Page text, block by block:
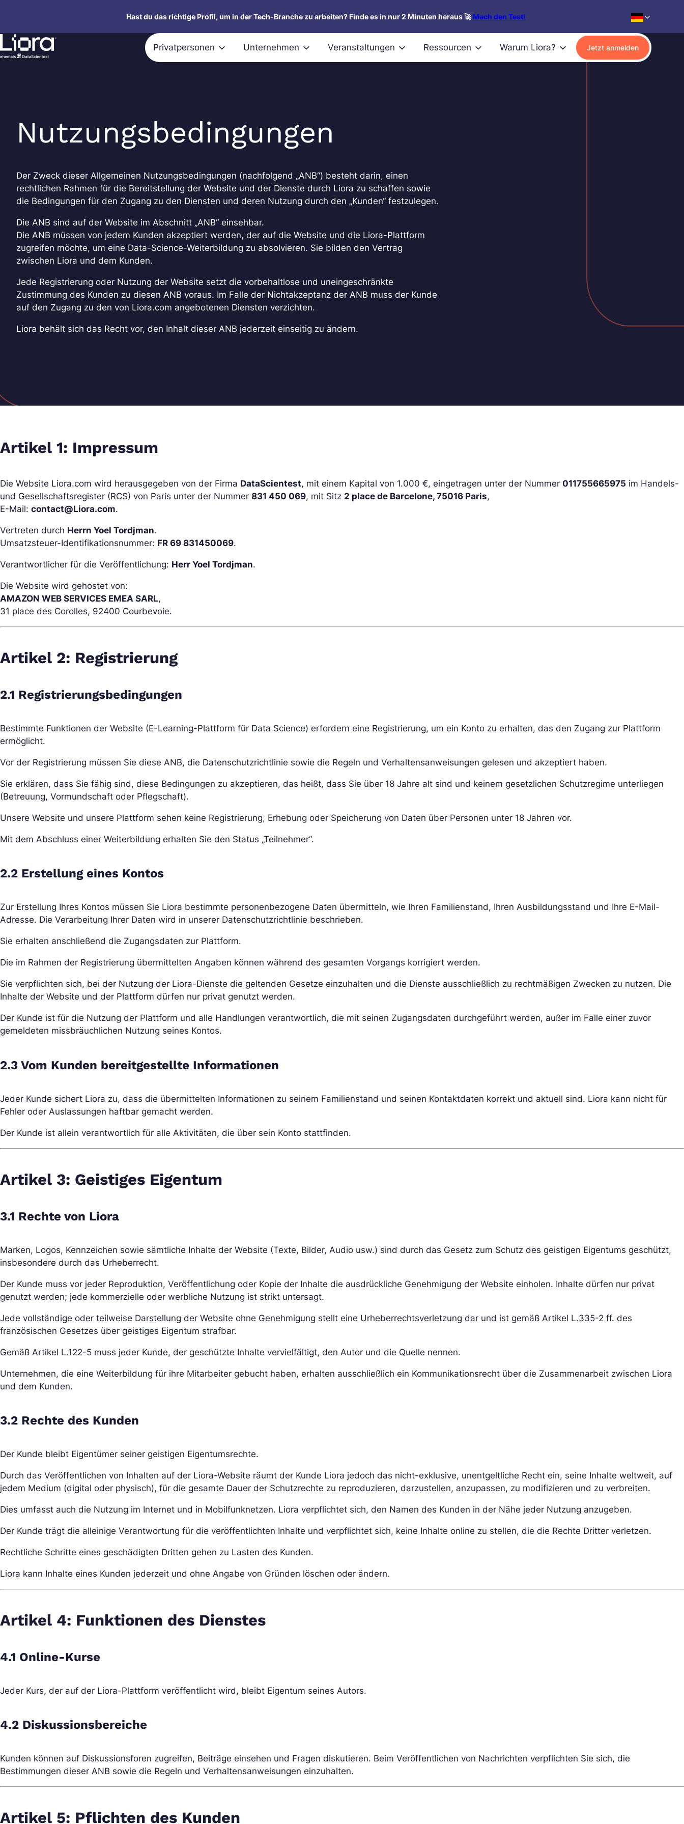
springen
Hast du das richtige Profil, um in der Tech-Branche zu arbeiten? Finde es in nur 2 Minuten heraus 🚀Mach den Test!
Privatpersonen Unternehmen Veranstaltungen Ressourcen Warum Liora? Jetzt anmelden
Nutzungsbedingungen
Der Zweck dieser Allgemeinen Nutzungsbedingungen (nachfolgend „ANB“) besteht darin, einen
rechtlichen Rahmen für die Bereitstellung der Website und der Dienste durch Liora zu schaffen sowie
die Bedingungen für den Zugang zu den Diensten und deren Nutzung durch den „Kunden“ festzulegen.
Die ANB sind auf der Website im Abschnitt „ANB“ einsehbar.
Die ANB müssen von jedem Kunden akzeptiert werden, der auf die Website und die Liora-Plattform
zugreifen möchte, um eine Data-Science-Weiterbildung zu absolvieren. Sie bilden den Vertrag
zwischen Liora und dem Kunden.
Jede Registrierung oder Nutzung der Website setzt die vorbehaltlose und uneingeschränkte
Zustimmung des Kunden zu diesen ANB voraus. Im Falle der Nichtakzeptanz der ANB muss der Kunde
auf den Zugang zu den von Liora.com angebotenen Diensten verzichten.
Liora behält sich das Recht vor, den Inhalt dieser ANB jederzeit einseitig zu ändern.
Artikel 1: Impressum
Die Website Liora.com wird herausgegeben von der Firma DataScientest, mit einem Kapital von 1.000 €, eingetragen unter der Nummer 011755665975 im Handels-
und Gesellschaftsregister (RCS) von Paris unter der Nummer 831 450 069, mit Sitz 2 place de Barcelone, 75016 Paris,
E-Mail: contact@Liora.com.
Vertreten durch Herrn Yoel Tordjman.
Umsatzsteuer-Identifikationsnummer: FR 69 831450069.
Verantwortlicher für die Veröffentlichung: Herr Yoel Tordjman.
Die Website wird gehostet von:
AMAZON WEB SERVICES EMEA SARL,
31 place des Corolles, 92400 Courbevoie.
Artikel 2: Registrierung
2.1 Registrierungsbedingungen
Bestimmte Funktionen der Website (E-Learning-Plattform für Data Science) erfordern eine Registrierung, um ein Konto zu erhalten, das den Zugang zur Plattform
ermöglicht.
Vor der Registrierung müssen Sie diese ANB, die Datenschutzrichtlinie sowie die Regeln und Verhaltensanweisungen gelesen und akzeptiert haben.
Sie erklären, dass Sie fähig sind, diese Bedingungen zu akzeptieren, das heißt, dass Sie über 18 Jahre alt sind und keinem gesetzlichen Schutzregime unterliegen
(Betreuung, Vormundschaft oder Pflegschaft).
Unsere Website und unsere Plattform sehen keine Registrierung, Erhebung oder Speicherung von Daten über Personen unter 18 Jahren vor.
Mit dem Abschluss einer Weiterbildung erhalten Sie den Status „Teilnehmer“.
2.2 Erstellung eines Kontos
Zur Erstellung Ihres Kontos müssen Sie Liora bestimmte personenbezogene Daten übermitteln, wie Ihren Familienstand, Ihren Ausbildungsstand und Ihre E-Mail-
Adresse. Die Verarbeitung Ihrer Daten wird in unserer Datenschutzrichtlinie beschrieben.
Sie erhalten anschließend die Zugangsdaten zur Plattform.
Die im Rahmen der Registrierung übermittelten Angaben können während des gesamten Vorgangs korrigiert werden.
Sie verpflichten sich, bei der Nutzung der Liora-Dienste die geltenden Gesetze einzuhalten und die Dienste ausschließlich zu rechtmäßigen Zwecken zu nutzen. Die
Inhalte der Website und der Plattform dürfen nur privat genutzt werden.
Der Kunde ist für die Nutzung der Plattform und alle Handlungen verantwortlich, die mit seinen Zugangsdaten durchgeführt werden, außer im Falle einer zuvor
gemeldeten missbräuchlichen Nutzung seines Kontos.
2.3 Vom Kunden bereitgestellte Informationen
Jeder Kunde sichert Liora zu, dass die übermittelten Informationen zu seinem Familienstand und seinen Kontaktdaten korrekt und aktuell sind. Liora kann nicht für
Fehler oder Auslassungen haftbar gemacht werden.
Der Kunde ist allein verantwortlich für alle Aktivitäten, die über sein Konto stattfinden.
Artikel 3: Geistiges Eigentum
3.1 Rechte von Liora
Marken, Logos, Kennzeichen sowie sämtliche Inhalte der Website (Texte, Bilder, Audio usw.) sind durch das Gesetz zum Schutz des geistigen Eigentums geschützt,
insbesondere durch das Urheberrecht.
Der Kunde muss vor jeder Reproduktion, Veröffentlichung oder Kopie der Inhalte die ausdrückliche Genehmigung der Website einholen. Inhalte dürfen nur privat
genutzt werden; jede kommerzielle oder werbliche Nutzung ist strikt untersagt.
Jede vollständige oder teilweise Darstellung der Website ohne Genehmigung stellt eine Urheberrechtsverletzung dar und ist gemäß Artikel L.335-2 ff. des
französischen Gesetzes über geistiges Eigentum strafbar.
Gemäß Artikel L.122-5 muss jeder Kunde, der geschützte Inhalte vervielfältigt, den Autor und die Quelle nennen.
Unternehmen, die eine Weiterbildung für ihre Mitarbeiter gebucht haben, erhalten ausschließlich ein Kommunikationsrecht über die Zusammenarbeit zwischen Liora
und dem Kunden.
3.2 Rechte des Kunden
Der Kunde bleibt Eigentümer seiner geistigen Eigentumsrechte.
Durch das Veröffentlichen von Inhalten auf der Liora-Website räumt der Kunde Liora jedoch das nicht-exklusive, unentgeltliche Recht ein, seine Inhalte weltweit, auf
jedem Medium (digital oder physisch), für die gesamte Dauer der Schutzrechte zu reproduzieren, darzustellen, anzupassen, zu modifizieren und zu verbreiten.
Dies umfasst auch die Nutzung im Internet und in Mobilfunknetzen. Liora verpflichtet sich, den Namen des Kunden in der Nähe jeder Nutzung anzugeben.
Der Kunde trägt die alleinige Verantwortung für die veröffentlichten Inhalte und verpflichtet sich, keine Inhalte online zu stellen, die die Rechte Dritter verletzen.
Rechtliche Schritte eines geschädigten Dritten gehen zu Lasten des Kunden.
Liora kann Inhalte eines Kunden jederzeit und ohne Angabe von Gründen löschen oder ändern.
Artikel 4: Funktionen des Dienstes
4.1 Online-Kurse
Jeder Kurs, der auf der Liora-Plattform veröffentlicht wird, bleibt Eigentum seines Autors.
4.2 Diskussionsbereiche
Kunden können auf Diskussionsforen zugreifen, Beiträge einsehen und Fragen diskutieren. Beim Veröffentlichen von Nachrichten verpflichten Sie sich, die
Bestimmungen dieser ANB sowie die Regeln und Verhaltensanweisungen einzuhalten.
Artikel 5: Pflichten des Kunden